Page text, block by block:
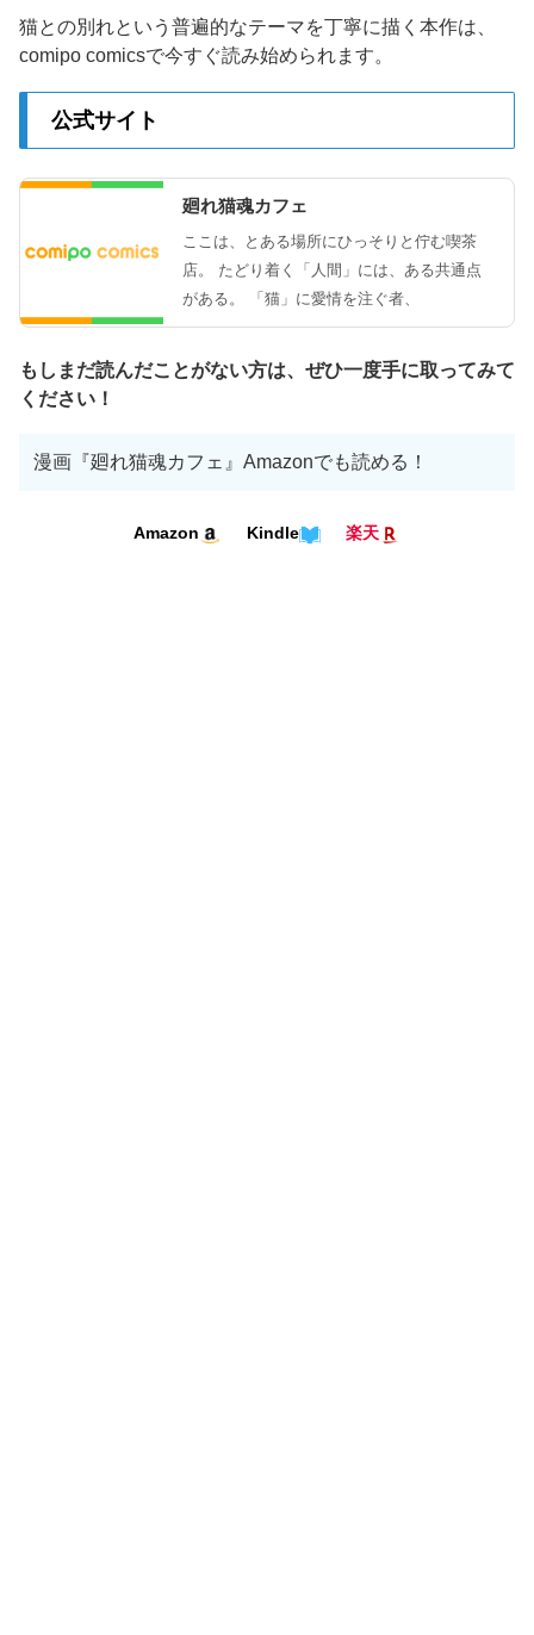
猫との別れという普遍的なテーマを丁寧に描く本作は、
comipo comicsで今すぐ読み始められます。
公式サイト
廻れ猫魂カフェ
ここは、とある場所にひっそりと佇む喫茶
店。 たどり着く「人間」には、ある共通点
がある。 「猫」に愛情を注ぐ者、
もしまだ読んだことがない方は、ぜひ一度手に取ってみて
ください！
漫画『廻れ猫魂カフェ』Amazonでも読める！
Amazon Kindle 楽天